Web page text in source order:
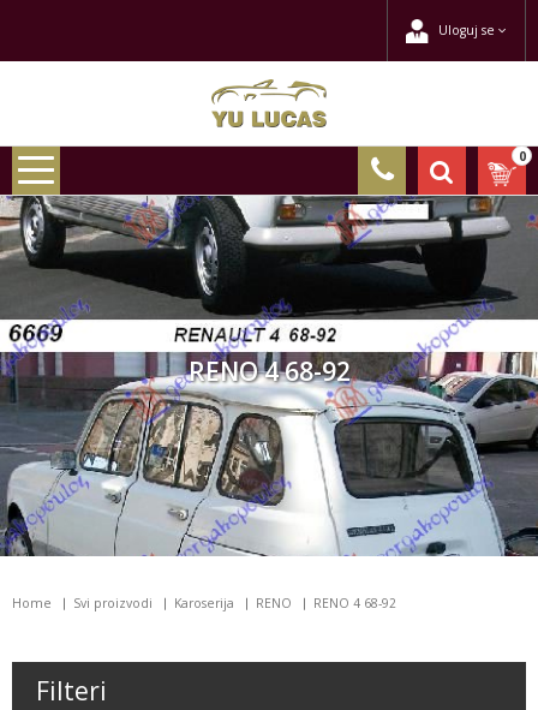
Uloguj se
0
RENO 4 68-92
Home Svi proizvodi Karoserija RENO RENO 4 68-92
Filteri